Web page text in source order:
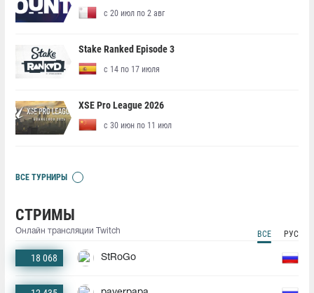
с 20 июл по 2 авг
Stake Ranked Episode 3
с 14 по 17 июля
XSE Pro League 2026
с 30 июн по 11 июл
ВСЕ ТУРНИРЫ
СТРИМЫ
Онлайн трансляции Twitch ВСЕ РУС
18 068 StRoGo